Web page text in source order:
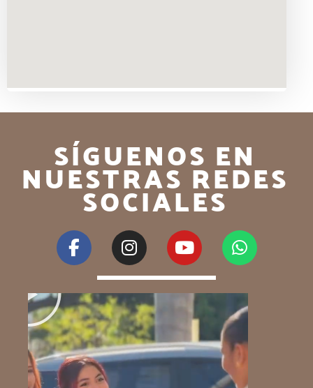
SÍGUENOS EN
NUESTRAS REDES
SOCIALES